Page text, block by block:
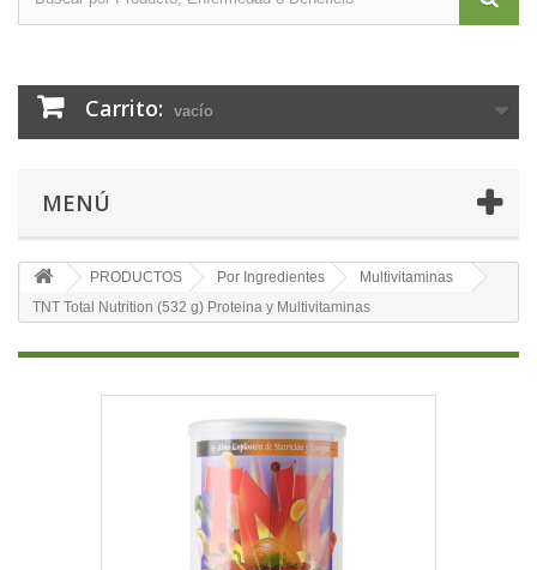
Carrito: vacío
MENÚ
PRODUCTOS Por Ingredientes
Multivitaminas
TNT Total Nutrition (532 g) Proteina y Multivitaminas